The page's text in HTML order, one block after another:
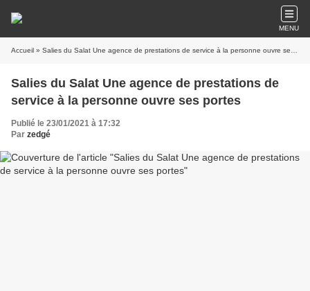
MENU
Accueil » Salies du Salat Une agence de prestations de service à la personne ouvre ses portes
Salies du Salat Une agence de prestations de
service à la personne ouvre ses portes
Publié le 23/01/2021 à 17:32
Par zedgé